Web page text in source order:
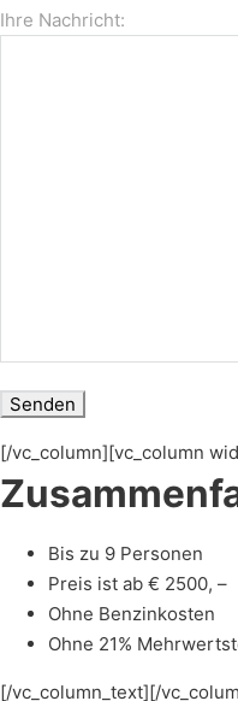
Ihre Nachricht:
[/vc_column][vc_column
Bis zu 9 Personen
Preis ist ab € 2500, –
Ohne Benzinkosten
Ohne 21%
[/vc_column_text][/